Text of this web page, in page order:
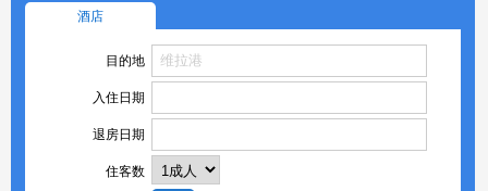
酒店
目的地
入住日期
退房日期
住客数